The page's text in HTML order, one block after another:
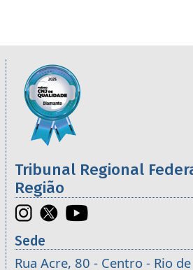
Informações úteis sobre
Imagem
Tribunal Regional
Região
Sede
Rua Acre, 80 - Centro - Rio de